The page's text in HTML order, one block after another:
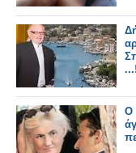
Ο